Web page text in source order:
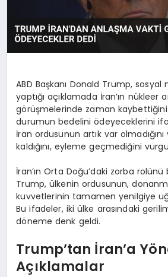
TEKNOLOJI
ABD Başkanı Donald Trump,
yaptığı açıklamada İran’ın nükleer
görüşmelerinde zaman
durumun bedelini ödeyeceklerini
İran ordusunun artık var
kaldığını, eyleme geçmediğini
İran’ın Orta Doğu’daki zorba
Trump, ülkenin ordusunun,
kuvvetlerinin tamamen yenilgiye
Bu ifadeler, iki ülke arasındaki
döneme denk geldi.
Trump’tan İran’a
Açıklamalar